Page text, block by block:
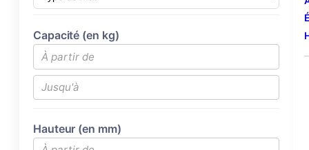
Capacité (en kg)
Hauteur (en mm)